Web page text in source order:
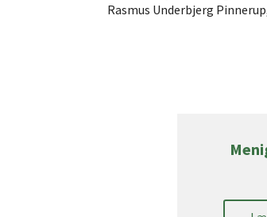
Rasmus Underbjerg